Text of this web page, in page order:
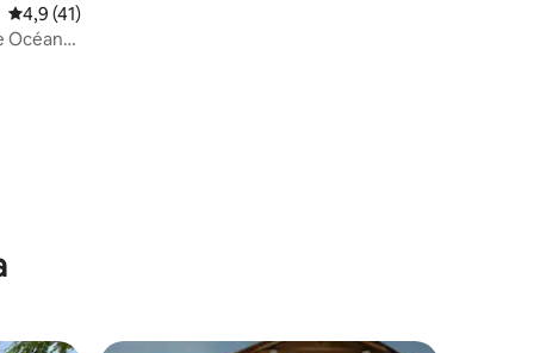
4,9 de uma avaliação média de 5, 41 avaliações
4,9 (41)
Océan